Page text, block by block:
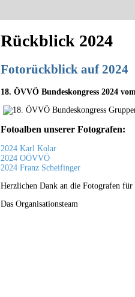
Rückblick 2024
Fotorückblick auf 2024
18. ÖVVÖ Bundeskongress 2024
Fotoalben unserer Fotografen:
2024 Karl Kolar
2024 OÖVVÖ
2024 Franz Scheifinger
Herzlichen Dank an die Fotografen
Das Organisationsteam